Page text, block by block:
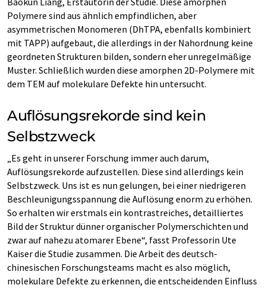
Polymere sind aus ähnlich empfindlichen, aber
asymmetrischen Monomeren (DhTPA, ebenfalls kombiniert
mit TAPP) aufgebaut, die allerdings in der Nahordnung keine
geordneten Strukturen bilden, sondern eher unregelmäßige
Muster. Schließlich wurden diese amorphen 2D-Polymere mit
dem TEM auf molekulare Defekte hin untersucht.
Auflösungsrekorde sind kein
Selbstzweck
„Es geht in unserer Forschung immer auch darum,
Auflösungsrekorde aufzustellen. Diese sind allerdings kein
Selbstzweck. Uns ist es nun gelungen, bei einer niedrigeren
Beschleunigungsspannung die Auflösung enorm zu erhöhen.
So erhalten wir erstmals ein kontrastreiches, detailliertes
Bild der Struktur dünner organischer Polymerschichten und
zwar auf nahezu atomarer Ebene“, fasst Professorin Ute
Kaiser die Studie zusammen. Die Arbeit des deutsch-
chinesischen Forschungsteams macht es also möglich,
molekulare Defekte zu erkennen, die entscheidenden Einfluss